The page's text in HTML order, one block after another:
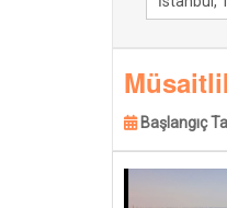
Başlangıç